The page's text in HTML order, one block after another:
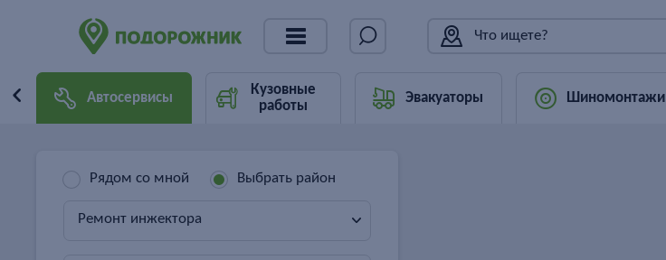
Что ищете?
Автосервисы
Кузовные
работы
Эвакуаторы Шиномонтажи
Рядом со мной Выбрать район
Ремонт инжектора